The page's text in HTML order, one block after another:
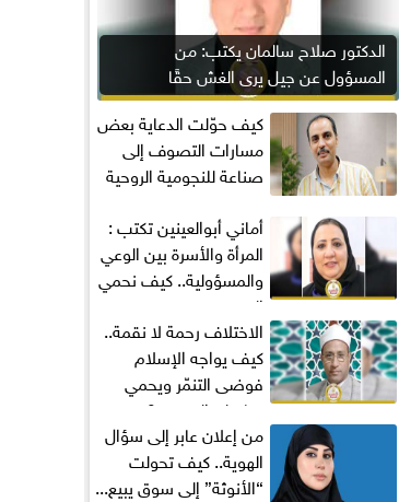
الدكتور صلاح سالمان يكتب: من
المسؤول عن جيل يرى الغش حقًا
مكتسبًا؟
كيف حوّلت الدعاية بعض
مسارات التصوف إلى
صناعة للنجومية الروحية
أماني‭ ‬أبوالعينين‭ ‬تكتب :
المرأة والأسرة بين الوعي
والمسؤولية.. كيف نحمي
المجتمع...
الاختلاف رحمة لا نقمة..
كيف يواجه الإسلام
فوضى التنمّر ويحمي
تماسك المجتمع؟
من إعلان عابر إلى سؤال
الهوية.. كيف تحولت
“الأنوثة” إلى سوق يبيع...